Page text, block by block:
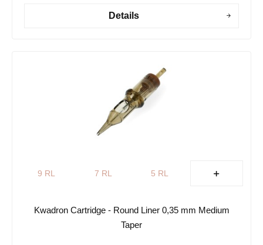
Details
9 RL 7 RL 5 RL
Kwadron Cartridge - Round Liner 0,35 mm Medium
Taper